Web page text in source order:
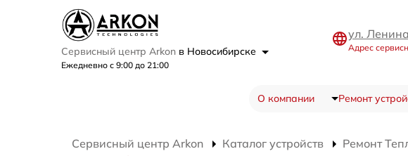
Сервисный центр Arkon в Новосибирске
Ежедневно с 9:00 до 21:00
ул.
Адрес
О компании Ремонт
Сервисный центр Arkon Каталог устройств Ремонт